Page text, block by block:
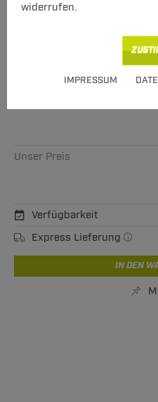
widerrufen.
IMPRESSUM
Unser Preis
Verfügbarkeit
Express Lieferung
IN DEN